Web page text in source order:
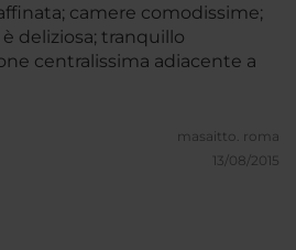
camere comodissime;
deliziosa; tranquillo
centralissima adiacente a
masaitto. roma
13/08/2015